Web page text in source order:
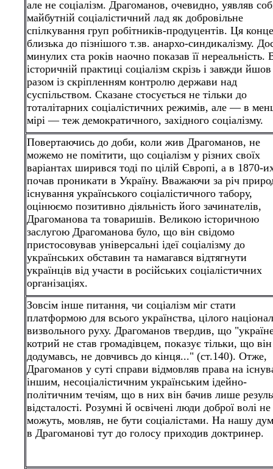
але не соціалізм. Драгоманов, очевидно, уявляв
майбутній соціалістичний лад як добровільне
спілкування груп робітників-продуцентів. Ця
близька до пізнішого т.зв. анархо-синдикалізму.
минулих ста років наочно показав її нереальність.
історичній практиці соціалізм скрізь і завжди йшов
разом із скріпленням контролю держави над
суспільством. Сказане стосується не тільки до
тоталітарних соціалістичних режимів, але — в
мірі — теж демократичного, західного соціалізму.
Повертаючись до доби, коли жив Драгоманов, не
можемо не помітити, що соціалізм у різних своїх
варіантах ширився тоді по цілій Європі, а в 1870-
почав проникати в Україну. Вважаючи за річ
існування українського соціалістичного табору,
оцінюємо позитивно діяльність його зачинателів,
Драгоманова та товаришів. Великою історичною
заслугою Драгоманова було, що він свідомо
пристосовував універсальні ідеї соціалізму до
українських обставин та намагався відтягнути
українців від участи в російських соціалістичних
організаціях.
Зовсім інше питання, чи соціалізм міг стати
платформою для всього українства, цілого
визвольного руху. Драгоманов твердив, що
котрий не став громадівцем, показує тільки, що
додумавсь, не довчивсь до кінця..." (ст.140). Отже,
Драгоманов у суті справи відмовляв права на
іншим, несоціалістичним українським ідейно-
політичним течіям, що в них він бачив лише
відсталості. Розумні й освічені люди доброї волі не
можуть, мовляв, не бути соціалістами. На нашу
в Драгоманові тут до голосу приходив доктринер.